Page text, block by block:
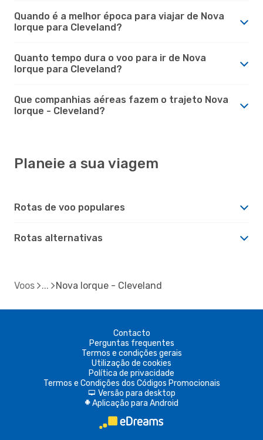
Quando é a melhor época para viajar de Nova
Iorque para Cleveland?
Quanto tempo dura o voo para ir de Nova
Iorque para Cleveland?
Que companhias aéreas fazem o trajeto Nova
Iorque - Cleveland?
Planeie a sua viagem
Rotas de voo populares
Rotas alternativas
Voos Nova Iorque - Cleveland
Contacto
Perguntas frequentes
Termos e condições gerais
Utilização de cookies
Política de privacidade
Termos e Condições dos Códigos Promocionais
d Versão para desktop
A Aplicação para Android